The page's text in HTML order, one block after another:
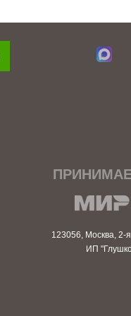
123056, Москва, 2-
ИП